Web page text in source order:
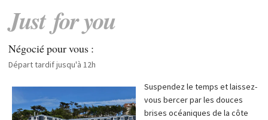
Just foryou
Négocié pour vous :
Départ tardif jusqu'à 12h
Suspendez le temps et laissez-
vous bercer par les douces
brises océaniques de la côte